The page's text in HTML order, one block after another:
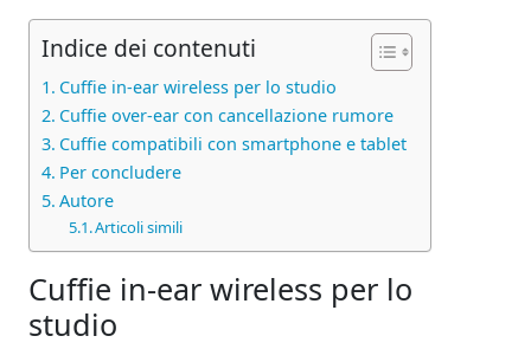
Indice dei contenuti
Cuffie in-ear wireless per lo studio
Cuffie over-ear con cancellazione rumore
Cuffie compatibili con smartphone e tablet
Per concludere
Autore
Articoli simili
Cuffie in-ear wireless per lo
studio